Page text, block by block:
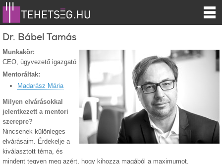
Dr. Bábel Tamás
Munkakör:
CEO, ügyvezető igazgató
Mentoráltak:
Madarász Mária
Milyen elvárásokkal
jelentkezett a mentori
szerepre?
Nincsenek különleges
elvárásaim. Érdekelje a
kiválasztott téma, és
mindent tegyen meg azért, hogy kihozza magából a maximumot.